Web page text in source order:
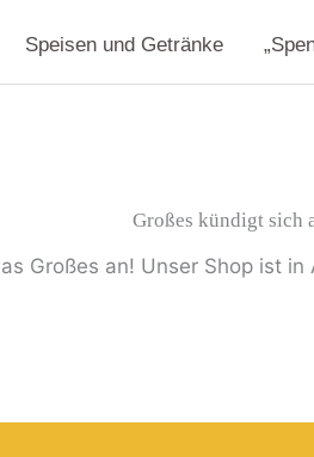
Speisen und Getränke
Großes kündigt sich
Großes an! Unser Shop ist